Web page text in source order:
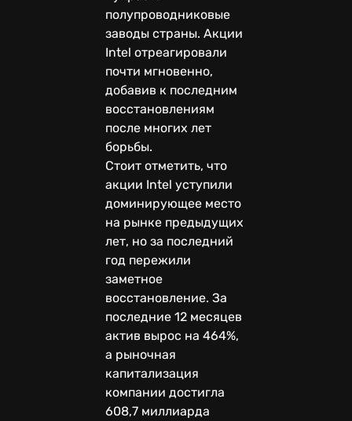
полупроводниковые
заводы страны. Акции
Intel отреагировали
почти мгновенно,
добавив к последним
восстановлениям
после многих лет
борьбы.
Стоит отметить, что
акции Intel уступили
доминирующее место
на рынке предыдущих
лет, но за последний
год пережили
заметное
восстановление. За
последние 12 месяцев
актив вырос на 464%,
а рыночная
капитализация
компании достигла
608,7 миллиарда